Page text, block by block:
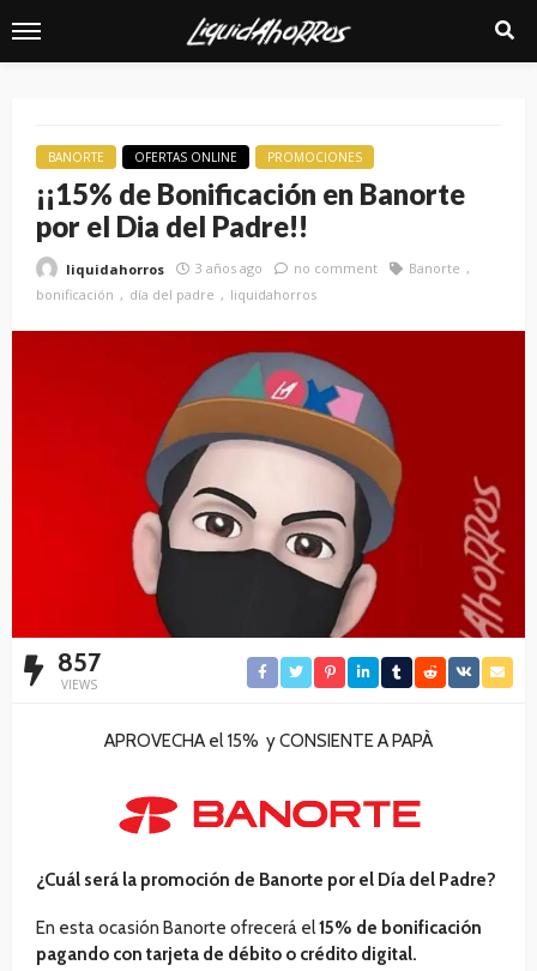
BANORTE OFERTAS ONLINE PROMOCIONES
¡¡15% de Bonificación en Banorte
por el Dia del Padre!!
liquidahorros 3 años ago no comment
Banorte
bonificación
día del padre liquidahorros
857
VIEWS
APROVECHA el 15% y CONSIENTE A PAPÀ
¿Cuál será la promoción de Banorte por el Día del Padre?
En esta ocasión Banorte ofrecerá el15% de bonificación
pagando con tarjeta de débito o crédito digital.